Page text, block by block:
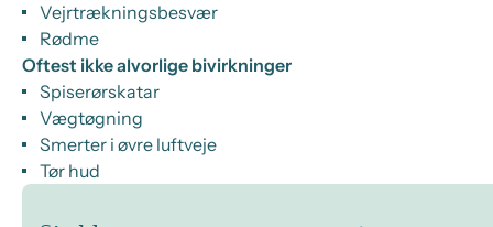
Vejrtrækningsbesvær
Rødme
Oftest ikke alvorlige bivirkninger
Spiserørskatar
Vægtøgning
Smerter i øvre luftveje
Tør hud